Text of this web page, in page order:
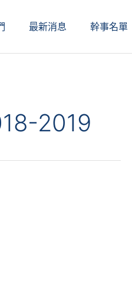
最新消息 幹事名單
2019